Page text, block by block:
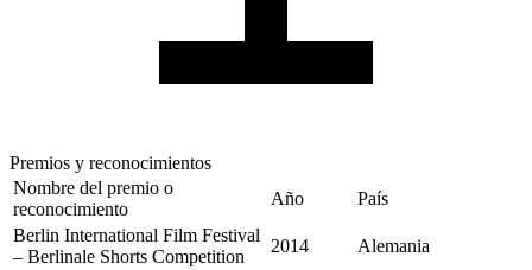
Premios y reconocimientos
Nombre del premio o
reconocimiento
Año
País
Berlin International Film Festival
– Berlinale Shorts Competition
2014
Alemania